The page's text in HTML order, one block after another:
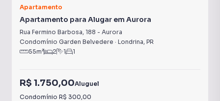
Apartamento
Apartamento para Alugar em Aurora
Rua Fermino Barbosa, 188 - Aurora
Condomínio Garden Belvedere · Londrina, PR
55m² 2 1 1
R$ 1.750,00Aluguel
Condomínio R$ 300,00